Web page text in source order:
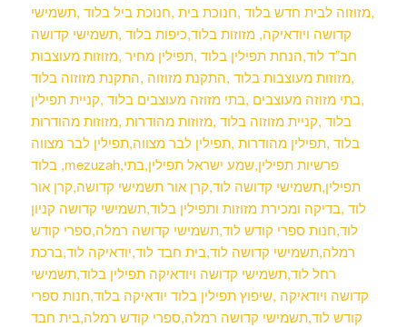
,מזוזוה לבית חדש בלוד ,חנוכת בית ,חנוכת ביל בלוד ,תשמישי
קדושה ויודאיקה, מזוזות בלוד,כיפות בלוד ,תשמישי קדושה
חב”ד לוד,הנחת תפילין בלוד ,תפילין מחיר ,מזוזות מעוצבות
,מזוזות מעוצבות בלוד ,התקנת מזוזוה ,התקנת מזוזוה בלוד
,בתי מזוזה מעוצבים ,בתי מזוזה מעוצבים בלוד ,קניית תפילין
בלוד ,קניית מזוזוה בלוד ,מזוזות מהודרות ,מזוזות מהודרות
בלוד ,תפילין מהודרות ,תפילין לבר מצווה,תפילין לבר מצווה
בלוד ,mezuzah,פרשיות תפילין,שמע ישראל תפילין,בתי
תפילין,תשמישי קדושה לוד,קרן אור תשמישי קדושה,קרן אור
לוד ,בדיקה ומכירת מזוזות ותפילין בלוד,תשמישי קדושה קניון
לוד,חנות ספרי קודש לוד,תשמישי קדושה רמלה,ספרי קודש
רמלה,תשמישי קדושה לוד,בית חבד לוד,יודאיקה לוד,ברכת
רחל לוד,תשמישי קדושה ויודאיקה תפילין בלוד,תשמישי
קדושה ויודאיקה ,שיפוץ תפילין בלוד יודאיקה בלוד,חנות ספרי
קודש לוד,תשמישי קדושה רמלה,ספרי קודש רמלה,בית חבד